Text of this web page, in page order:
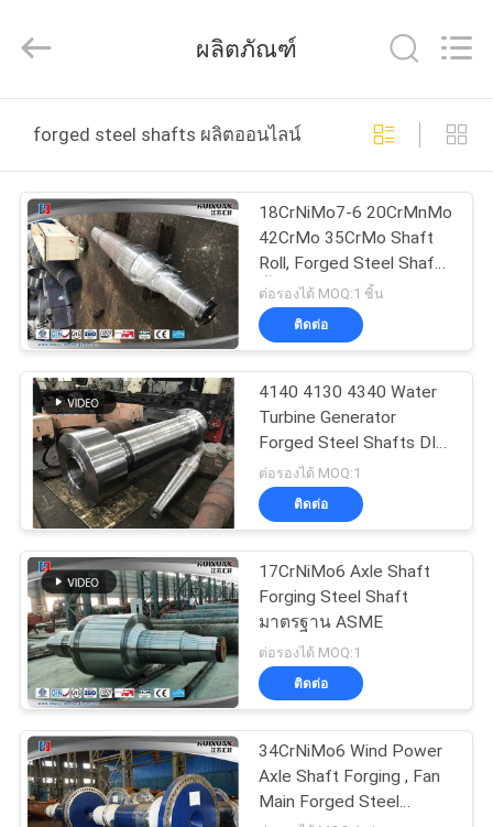
บ้าน
สินค้า
วิดีโอ
เกี่ยว
กับ
เรา
ทัวร์
โรงงาน
ควบคุม
คุณภาพ
XUAN
NEW
Reserved.
ผลิตภัณฑ์
forged steel shafts ผลิตออนไลน์
18CrNiMo7-6 20CrMnMo
42CrMo 35CrMo Shaft
Roll, Forged Steel Shafts
ชิ้นส่วนเครื่องจักร
ต่อรองได้ MOQ:1 ชิ้น
ติดต่อ
4140 4130 4340 Water
Turbine Generator
Forged Steel Shafts DIN
Standard
ต่อรองได้ MOQ:1
ติดต่อ
17CrNiMo6 Axle Shaft
Forging Steel Shaft
มาตรฐาน ASME
ต่อรองได้ MOQ:1
ติดต่อ
34CrNiMo6 Wind Power
Axle Shaft Forging , Fan
Main Forged Steel